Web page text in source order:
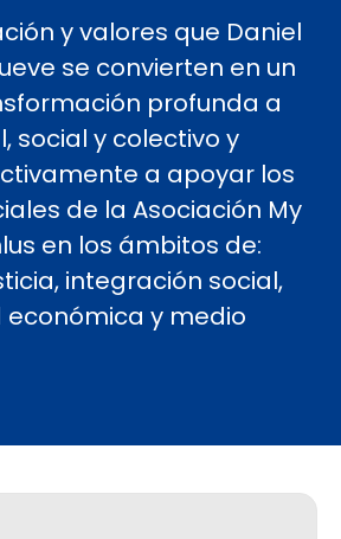
y valores que Daniel
se convierten en un
profunda a
social y colectivo y
a apoyar los
de la Asociación My
en los ámbitos de:
integración social,
y medio